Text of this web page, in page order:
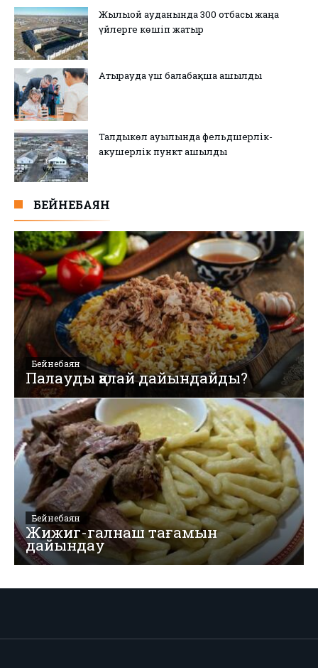
Жылыой ауданында 300 отбасы жаңа
үйлерге көшіп жатыр
Атырауда үш балабақша ашылды
Талдыкөл ауылында фельдшерлік-
акушерлік пункт ашылды
БЕЙНЕБАЯН
Бейнебаян
Палауды қалай дайындайды?
Бейнебаян
Жижиг-галнаш тағамын
дайындау